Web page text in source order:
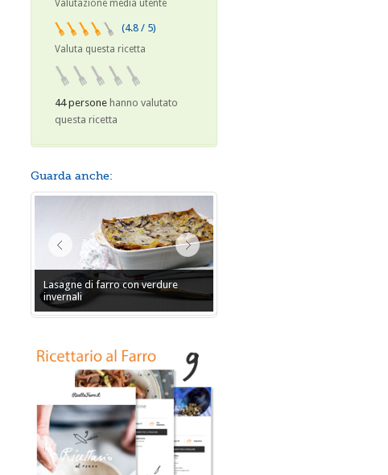
Valutazione media utente
(4.8 / 5)
Valuta questa ricetta
44 persone hanno valutato
questa ricetta
Guarda anche:
Lasagne di farro con verdure
invernali